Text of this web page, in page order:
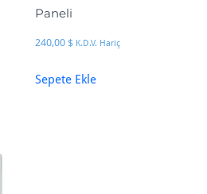
Paneli
240,00 $ K.D.V. Hariç
Sepete Ekle